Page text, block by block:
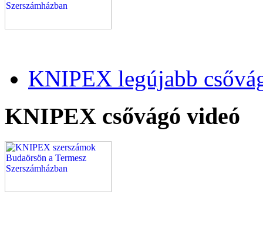
KNIPEX legújabb
KNIPEX csővágó videó